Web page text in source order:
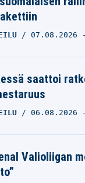
07.08.2026
saattoi
06.08.2026
Valioliigan